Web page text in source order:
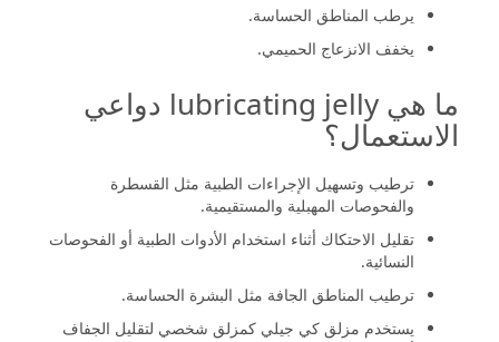
يرطب المناطق الحساسة.
يخفف الانزعاج الحميمي.
ما هي lubricating jelly دواعي
الاستعمال؟
ترطيب وتسهيل الإجراءات الطبية مثل القسطرة
والفحوصات المهبلية والمستقيمية.
تقليل الاحتكاك أثناء استخدام الأدوات الطبية أو الفحوصات
النسائية.
ترطيب المناطق الجافة مثل البشرة الحساسة.
يستخدم مزلق كي جيلي كمزلق شخصي لتقليل الجفاف